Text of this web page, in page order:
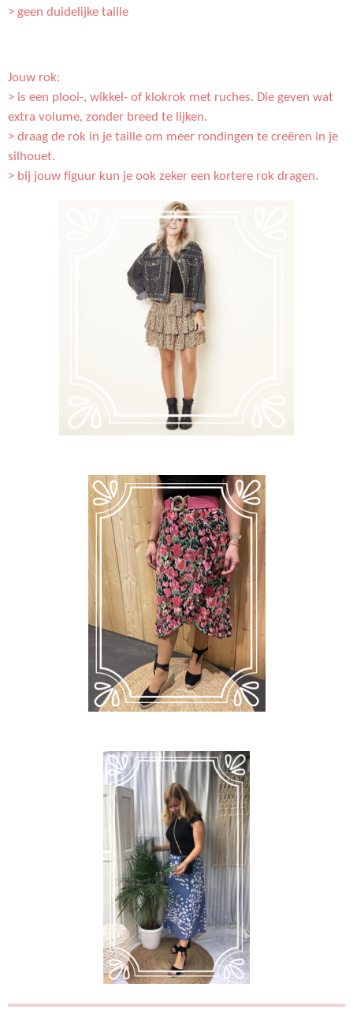
> geen duidelijke taille
Jouw rok:
> is een plooi-, wikkel- of klokrok met ruches. Die geven wat
extra volume, zonder breed te lijken.
> draag de rok in je taille om meer rondingen te creëren in je
silhouet.
> bij jouw figuur kun je ook zeker een kortere rok dragen.